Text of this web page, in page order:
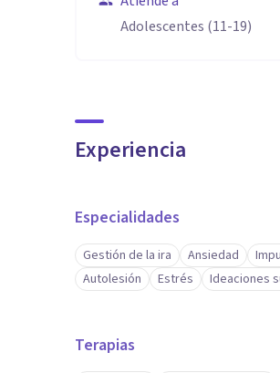
Adolescentes (11-19)
Experiencia
Especialidades
Gestión de la ira Ansiedad
Autolesión
Estrés Ideaciones
Terapias